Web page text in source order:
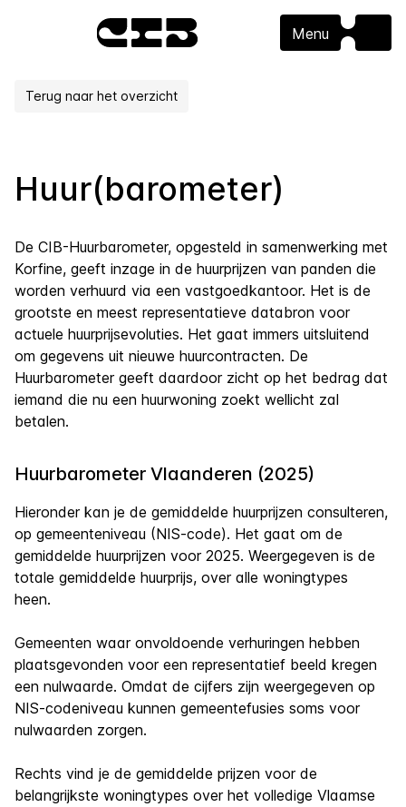
Menu
Terug naar het overzicht
Huur(barometer)
De CIB-Huurbarometer, opgesteld in samenwerking met
Korfine, geeft inzage in de huurprijzen van panden die
worden verhuurd via een vastgoedkantoor. Het is de
grootste en meest representatieve databron voor
actuele huurprijsevoluties. Het gaat immers uitsluitend
om gegevens uit nieuwe huurcontracten. De
Huurbarometer geeft daardoor zicht op het bedrag dat
iemand die nu een huurwoning zoekt wellicht zal
betalen.
Huurbarometer Vlaanderen (2025)
Hieronder kan je de gemiddelde huurprijzen consulteren,
op gemeenteniveau (NIS-code). Het gaat om de
gemiddelde huurprijzen voor 2025. Weergegeven is de
totale gemiddelde huurprijs, over alle woningtypes
heen.
Gemeenten waar onvoldoende verhuringen hebben
plaatsgevonden voor een representatief beeld kregen
een nulwaarde. Omdat de cijfers zijn weergegeven op
NIS-codeniveau kunnen gemeentefusies soms voor
nulwaarden zorgen.
Rechts vind je de gemiddelde prijzen voor de
belangrijkste woningtypes over het volledige Vlaamse